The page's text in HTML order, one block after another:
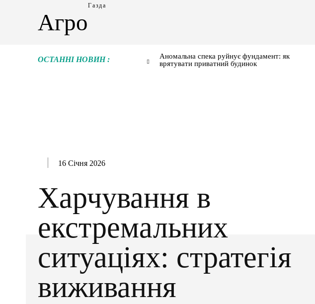
Агро
Газда
ОСТАННІ НОВИН :
Аномальна спека руйнує фундамент: як
врятувати приватний будинок
16 Січня 2026
Харчування в
екстремальних
ситуаціях: стратегія
виживання